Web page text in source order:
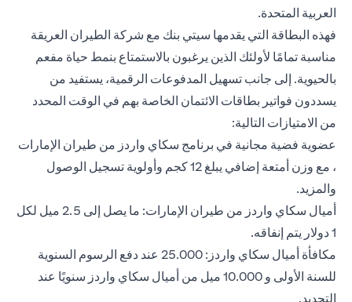
العربية المتحدة.
فهذه البطاقة التي يقدمها سيتي بنك مع شركة الطيران العريقة
مناسبة تمامًا لأولئك الذين يرغبون بالاستمتاع بنمط حياة مفعم
بالحيوية. إلى جانب تسهيل المدفوعات الرقمية، يستفيد من
يسددون فواتير بطاقات الائتمان الخاصة بهم في الوقت المحدد
من الامتيازات التالية:
عضوية فضية مجانية في برنامج سكاي واردز من طيران الإمارات
، مع وزن أمتعة إضافي يبلغ 12 كجم وأولوية تسجيل الوصول
والمزيد.
أميال سكاي واردز من طيران الإمارات: ما يصل إلى 2.5 ميل لكل
1 دولار يتم إنفاقه.
مكافأة أميال سكاي واردز: 25.000 عند دفع الرسوم السنوية
للسنة الأولى و 10.000 ميل من أميال سكاي واردز سنويًا عند
التجديد.